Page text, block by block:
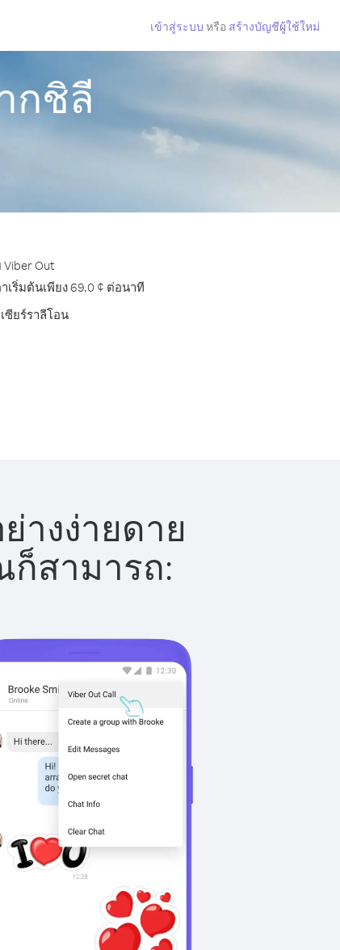
เข้าสู่ระบบ หรือ สร้างบัญชีผู้ใช้ใหม่
กชิลี
Out
ริ่มต้นเพียง 69.0 ¢ ต่อนาที
ซียร์ราลีโอน
างง่ายดาย
ก็สามารถ: